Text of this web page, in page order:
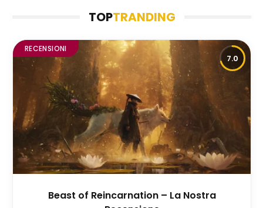
TOPTRANDING
7.0
RECENSIONI
Beast of Reincarnation – La Nostra